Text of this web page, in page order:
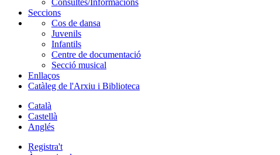
Consultes/Informacions
Seccions
Cos de dansa
Juvenils
Infantils
Centre de documentació
Secció musical
Enllaços
Catàleg de l'Arxiu i Biblioteca
Català
Castellà
Anglés
Registra't